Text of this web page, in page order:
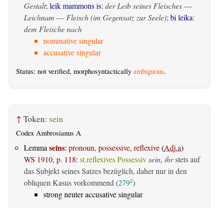
Gestalt; leik mammons is: der Leib seines Fleisches—
Leichnam — Fleisch (im Gegensatz zur Seele); bi leika:
dem Fleische nach
nominative singular
accusative singular
Status: not verified, morphosyntactically ambiguous.
↑ Token: sein
Codex Ambrosianus A
Lemmaseins: pronoun, possessive, reflexive(Adj.a)
WS 1910, p. 118: st.reflexives Possessivsein, ihrstets auf
das Subjekt seines Satzes bezüglich, daher nur in den
obliquen Kasus vorkommend (2792)
strong neuter accusative singular